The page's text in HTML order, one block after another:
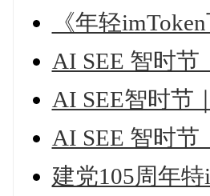
《年轻
AI SEE 智时
AI SEE智时节
AI SEE 智时
建党105周年